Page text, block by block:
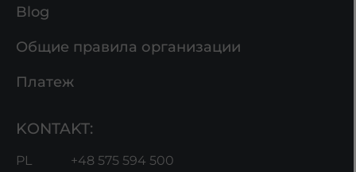
Blog
Общие правила организации
Платеж
KONTAKT:
PL
+48 575 594 500